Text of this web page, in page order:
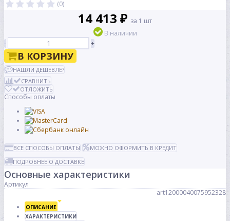
(0)
14 413 ₽ за 1 шт
В наличии
-
+
В КОРЗИНУ
НАШЛИ ДЕШЕВЛЕ?
СРАВНИТЬ
ОТЛОЖИТЬ
Способы оплаты
ВСЕ СПОСОБЫ ОПЛАТЫ
МОЖНО ОФОРМИТЬ В КРЕДИТ
ПОДРОБНЕЕ О ДОСТАВКЕ
Основные характеристики
Артикул
art12000040075952328
ОПИСАНИЕ
ХАРАКТЕРИСТИКИ